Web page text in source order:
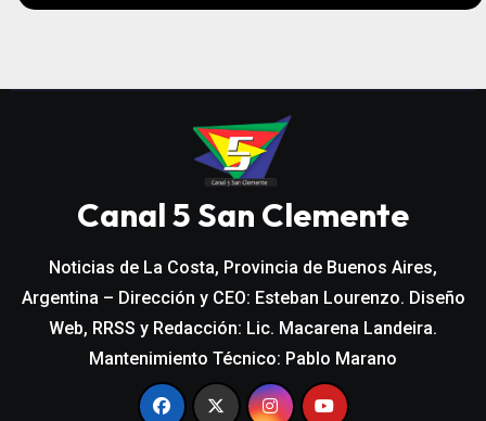
Canal 5 San Clemente
Noticias de La Costa, Provincia de Buenos Aires,
Argentina – Dirección y CEO: Esteban Lourenzo. Diseño
Web, RRSS y Redacción: Lic. Macarena Landeira.
Mantenimiento Técnico: Pablo Marano